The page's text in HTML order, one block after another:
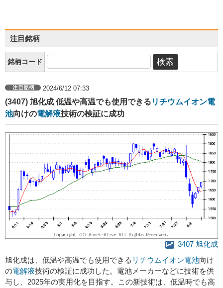
注目銘柄
銘柄コード
2024/6/12 07:33
(3407) 旭化成 低温や高温でも使用できる リチウムイオン電
池向けの電解液技術の検証に成功
3407 旭化成
旭化成は、低温や高温でも使用できる リチウムイオン電池向け
の電解液技術の検証に成功した。電池メーカーなどに技術を供
与し、2025年の実用化を目指す。この新技術は、低温時でも高